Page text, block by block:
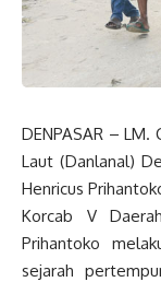
DENPASAR – LM.
Laut (Danlanal)
Henricus
Korcab V
Prihantoko
sejarah